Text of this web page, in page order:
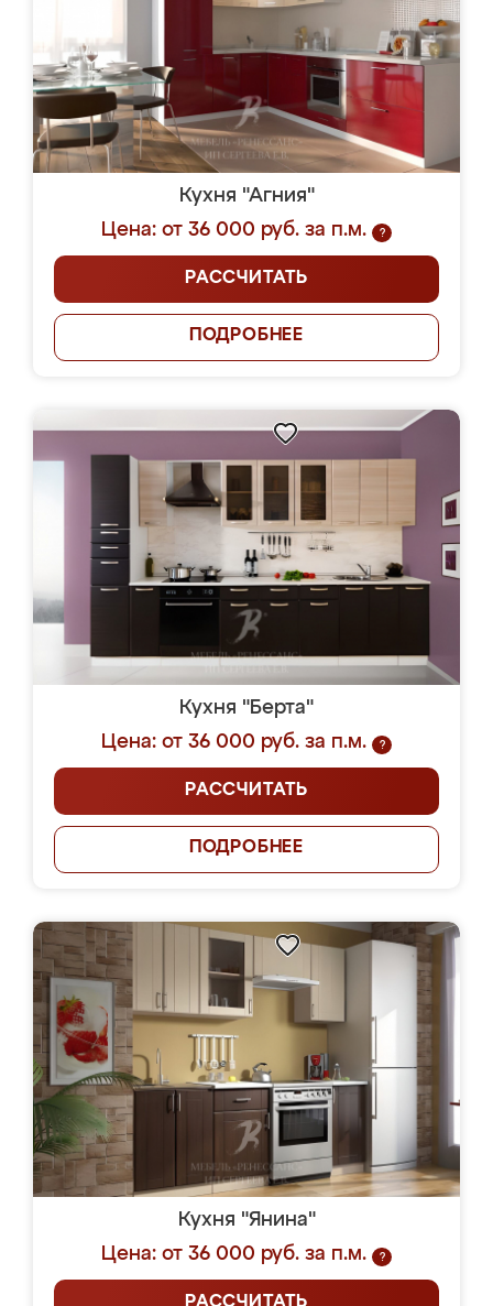
Кухня "Агния"
Цена: от 36 000 руб. за п.м.
?
РАССЧИТАТЬ
ПОДРОБНЕЕ
Кухня "Берта"
Цена: от 36 000 руб. за п.м.
?
РАССЧИТАТЬ
ПОДРОБНЕЕ
Кухня "Янина"
Цена: от 36 000 руб. за п.м.
?